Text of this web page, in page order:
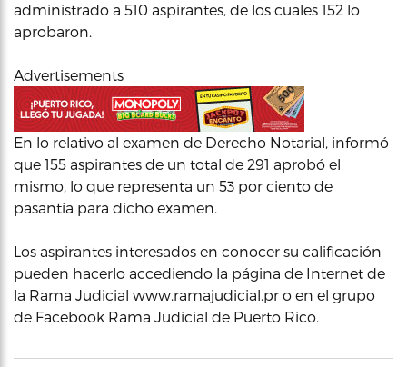
administrado a 510 aspirantes, de los cuales 152 lo
aprobaron.
Advertisements
En lo relativo al examen de Derecho Notarial, informó
que 155 aspirantes de un total de 291 aprobó el
mismo, lo que representa un 53 por ciento de
pasantía para dicho examen.
Los aspirantes interesados en conocer su calificación
pueden hacerlo accediendo la página de Internet de
la Rama Judicial www.ramajudicial.pr o en el grupo
de Facebook Rama Judicial de Puerto Rico.